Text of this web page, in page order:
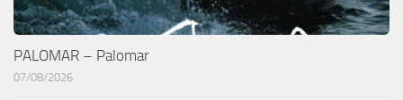
PALOMAR – Palomar
07/08/2026